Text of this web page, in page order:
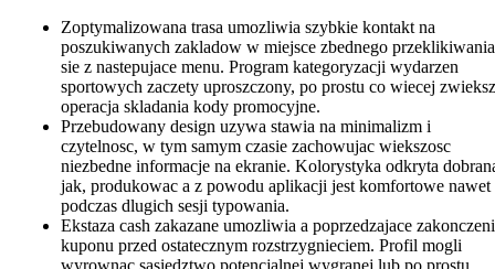
Zoptymalizowana trasa umozliwia szybkie kontakt na
poszukiwanych zakladow w miejsce zbednego przeklikiwania
sie z nastepujace menu. Program kategoryzacji wydarzen
sportowych zaczety uproszczony, po prostu co wiecej
operacja skladania kody promocyjne.
Przebudowany design uzywa stawia na minimalizm i
czytelnosc, w tym samym czasie zachowujac wiekszosc
niezbedne informacje na ekranie. Kolorystyka odkryta
jak, produkowac a z powodu aplikacji jest komfortowe nawet
podczas dlugich sesji typowania.
Ekstaza cash zakazane umozliwia a poprzedzajace
kuponu przed ostatecznym rozstrzygnieciem. Profil mogli